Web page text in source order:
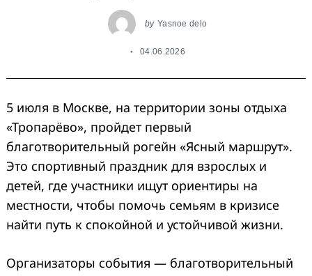
by Yasnoe delo
04.06.2026
5 июля в Москве, на территории зоны отдыха
«Тропарёво», пройдет первый
благотворительный рогейн «Ясный маршрут».
Это спортивный праздник для взрослых и
детей, где участники ищут ориентиры на
местности, чтобы помочь семьям в кризисе
найти путь к спокойной и устойчивой жизни.
Организаторы события — благотворительный